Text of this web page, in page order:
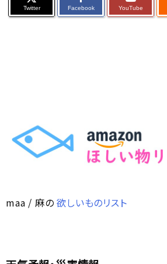
Twitter Facebook YouTube
maa / 麻の欲しいものリスト